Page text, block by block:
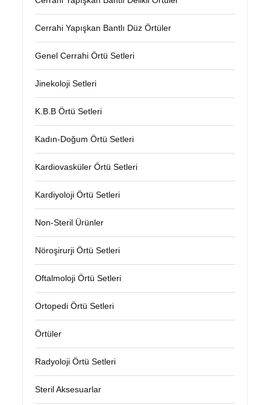
Cerrahi Yapışkan Bantlı Düz Örtüler
Genel Cerrahi Örtü Setleri
Jinekoloji Setleri
K.B.B Örtü Setleri
Kadın-Doğum Örtü Setleri
Kardiovasküler Örtü Setleri
Kardiyoloji Örtü Setleri
Non-Steril Ürünler
Nöroşirurji Örtü Setleri
Oftalmoloji Örtü Setleri
Ortopedi Örtü Setleri
Örtüler
Radyoloji Örtü Setleri
Steril Aksesuarlar